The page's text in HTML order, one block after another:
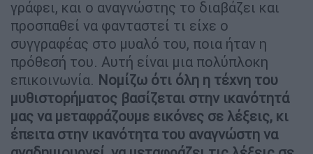
γράφει, και ο αναγνώστης το διαβάζει και
προσπαθεί να φανταστεί τι είχε ο
συγγραφέας στο μυαλό του, ποια ήταν η
πρόθεσή του. Αυτή είναι μια πολύπλοκη
επικοινωνία. Νομίζω ότι όλη η τέχνη του
μυθιστορήματος βασίζεται στην ικανότητά
μας να μεταφράζουμε εικόνες σε λέξεις, κι
έπειτα στην ικανότητα του αναγνώστη να